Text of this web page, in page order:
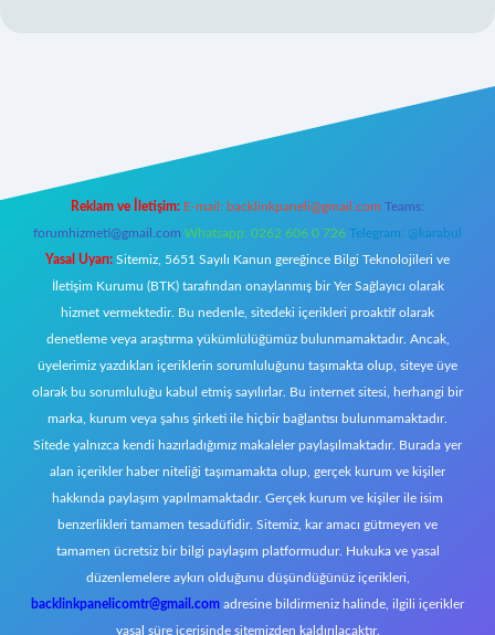
Reklam ve İletişim: E-mail: backlinkpaneli@gmail.com Teams:
forumhizmeti@gmail.com Whatsapp: 0262 606 0 726 Telegram: @karabul
Yasal Uyarı: Sitemiz, 5651 Sayılı Kanun gereğince Bilgi Teknolojileri ve
İletişim Kurumu (BTK) tarafından onaylanmış bir Yer Sağlayıcı olarak
hizmet vermektedir. Bu nedenle, sitedeki içerikleri proaktif olarak
denetleme veya araştırma yükümlülüğümüz bulunmamaktadır. Ancak,
üyelerimiz yazdıkları içeriklerin sorumluluğunu taşımakta olup, siteye üye
olarak bu sorumluluğu kabul etmiş sayılırlar. Bu internet sitesi, herhangi bir
marka, kurum veya şahıs şirketi ile hiçbir bağlantısı bulunmamaktadır.
Sitede yalnızca kendi hazırladığımız makaleler paylaşılmaktadır. Burada yer
alan içerikler haber niteliği taşımamakta olup, gerçek kurum ve kişiler
hakkında paylaşım yapılmamaktadır. Gerçek kurum ve kişiler ile isim
benzerlikleri tamamen tesadüfidir. Sitemiz, kar amacı gütmeyen ve
tamamen ücretsiz bir bilgi paylaşım platformudur. Hukuka ve yasal
düzenlemelere aykırı olduğunu düşündüğünüz içerikleri,
backlinkpanelicomtr@gmail.com adresine bildirmeniz halinde, ilgili içerikler
yasal süre içerisinde sitemizden kaldırılacaktır.